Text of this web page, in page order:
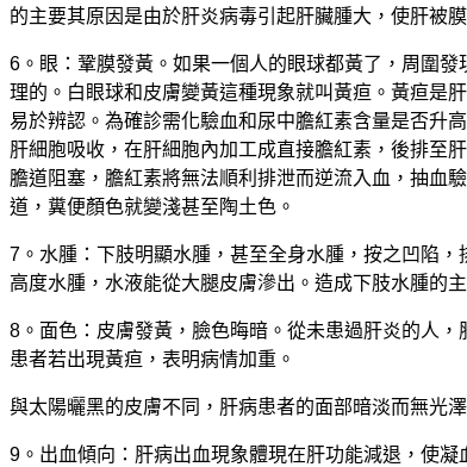
的主要其原因是由於肝炎病毒引起肝臟腫大，使肝被
6。眼：鞏膜發黃。如果一個人的眼球都黃了，周圍
理的。白眼球和皮膚變黃這種現象就叫黃疸。黃疸是
易於辨認。為確診需化驗血和尿中膽紅素含量是否升
肝細胞吸收，在肝細胞內加工成直接膽紅素，後排至
膽道阻塞，膽紅素將無法順利排泄而逆流入血，抽血
道，糞便顏色就變淺甚至陶土色。
7。水腫：下肢明顯水腫，甚至全身水腫，按之凹陷
高度水腫，水液能從大腿皮膚滲出。造成下肢水腫的
8。面色：皮膚發黃，臉色晦暗。從未患過肝炎的人
患者若出現黃疸，表明病情加重。
與太陽曬黑的皮膚不同，肝病患者的面部暗淡而無光
9。出血傾向：肝病出血現象體現在肝功能減退，使